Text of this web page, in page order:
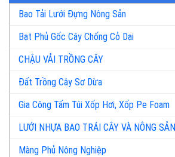
Bao Tải Lưới Đựng Nông Sản
Bạt Phủ Gốc Cây Chống Cỏ Dại
CHẬU VẢI TRỒNG CÂY
Đất Trồng Cây Sơ Dừa
Gia Công Tấm Túi Xốp Hơi, Xốp Pe Foam
LƯỚI NHỰA BAO TRÁI CÂY VÀ NÔNG SẢN
Màng Phủ Nông Nghiệp